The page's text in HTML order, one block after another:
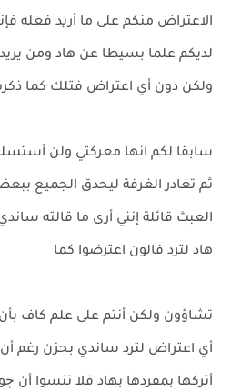
الاعتراض منكم على ما أريد فعله
لديكم علما بسيطا عن هاد ومن
ولكن دون أي اعتراض فتلك كما
سابقا لكم انها معركتي ولن
ثم تغادر الغرفة ليحدق الجميع
العبث قائلة إنني أرى ما قالته
هاد لترد فالون اعترضوا كما
تشاؤون ولكن أنتم على علم كاف
أي اعتراض لترد ساندي بحزن رغم
أتركها بمفردها بهاد فلا تنسوا أن